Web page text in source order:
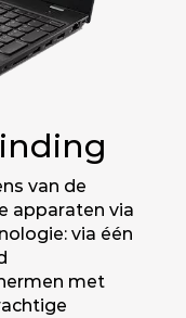
van de
apparaten via
via één
met